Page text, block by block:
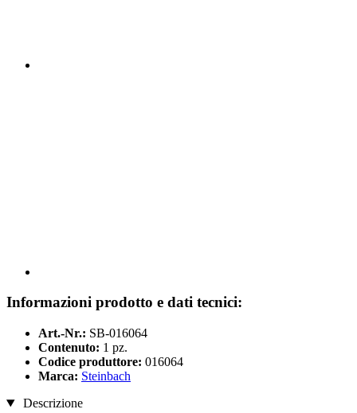
Informazioni prodotto e dati tecnici:
Art.-Nr.: SB-016064
Contenuto: 1 pz.
Codice produttore: 016064
Marca: Steinbach
Descrizione